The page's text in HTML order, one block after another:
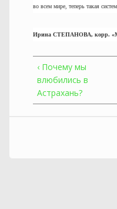
во всем мире, теперь такая
Ирина СТЕПАНОВА, корр.
‹ Почему мы
влюбились в
Астрахань?